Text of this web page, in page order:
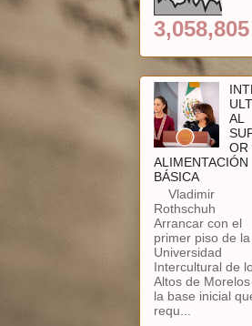
3,058,805
AL
OR
ALIMENTACIÓN
BÁSICA
Vladimir
Rothschuh
Arrancar con el
primer piso de la
Universidad
Intercultural de
Altos de
la base inicial
requ...